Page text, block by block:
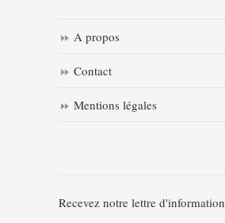
A propos
Contact
Mentions légales
Recevez notre lettre d'information